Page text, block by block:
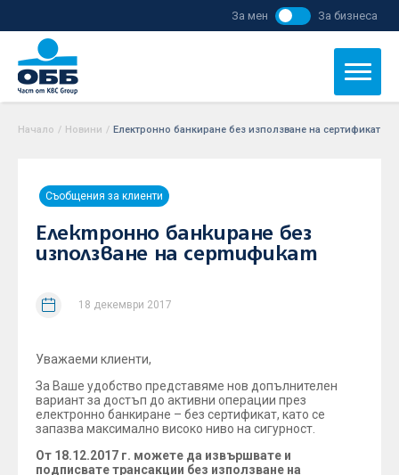
За мен За бизнеса
Начало / Новини / Електронно банкиране без използване на сертификат
Съобщения за клиенти
Електронно банкиране без
използване на сертификат
18 декември 2017
Уважаеми клиенти,
За Ваше удобство представяме нов допълнителен
вариант за достъп до активни операции през
електронно банкиране – без сертификат, като се
запазва максимално високо ниво на сигурност.
От 18.12.2017 г. можете да извършвате и
подписвате трансакции без използване на